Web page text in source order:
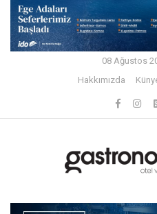
08 Ağustos
Hakkımızda